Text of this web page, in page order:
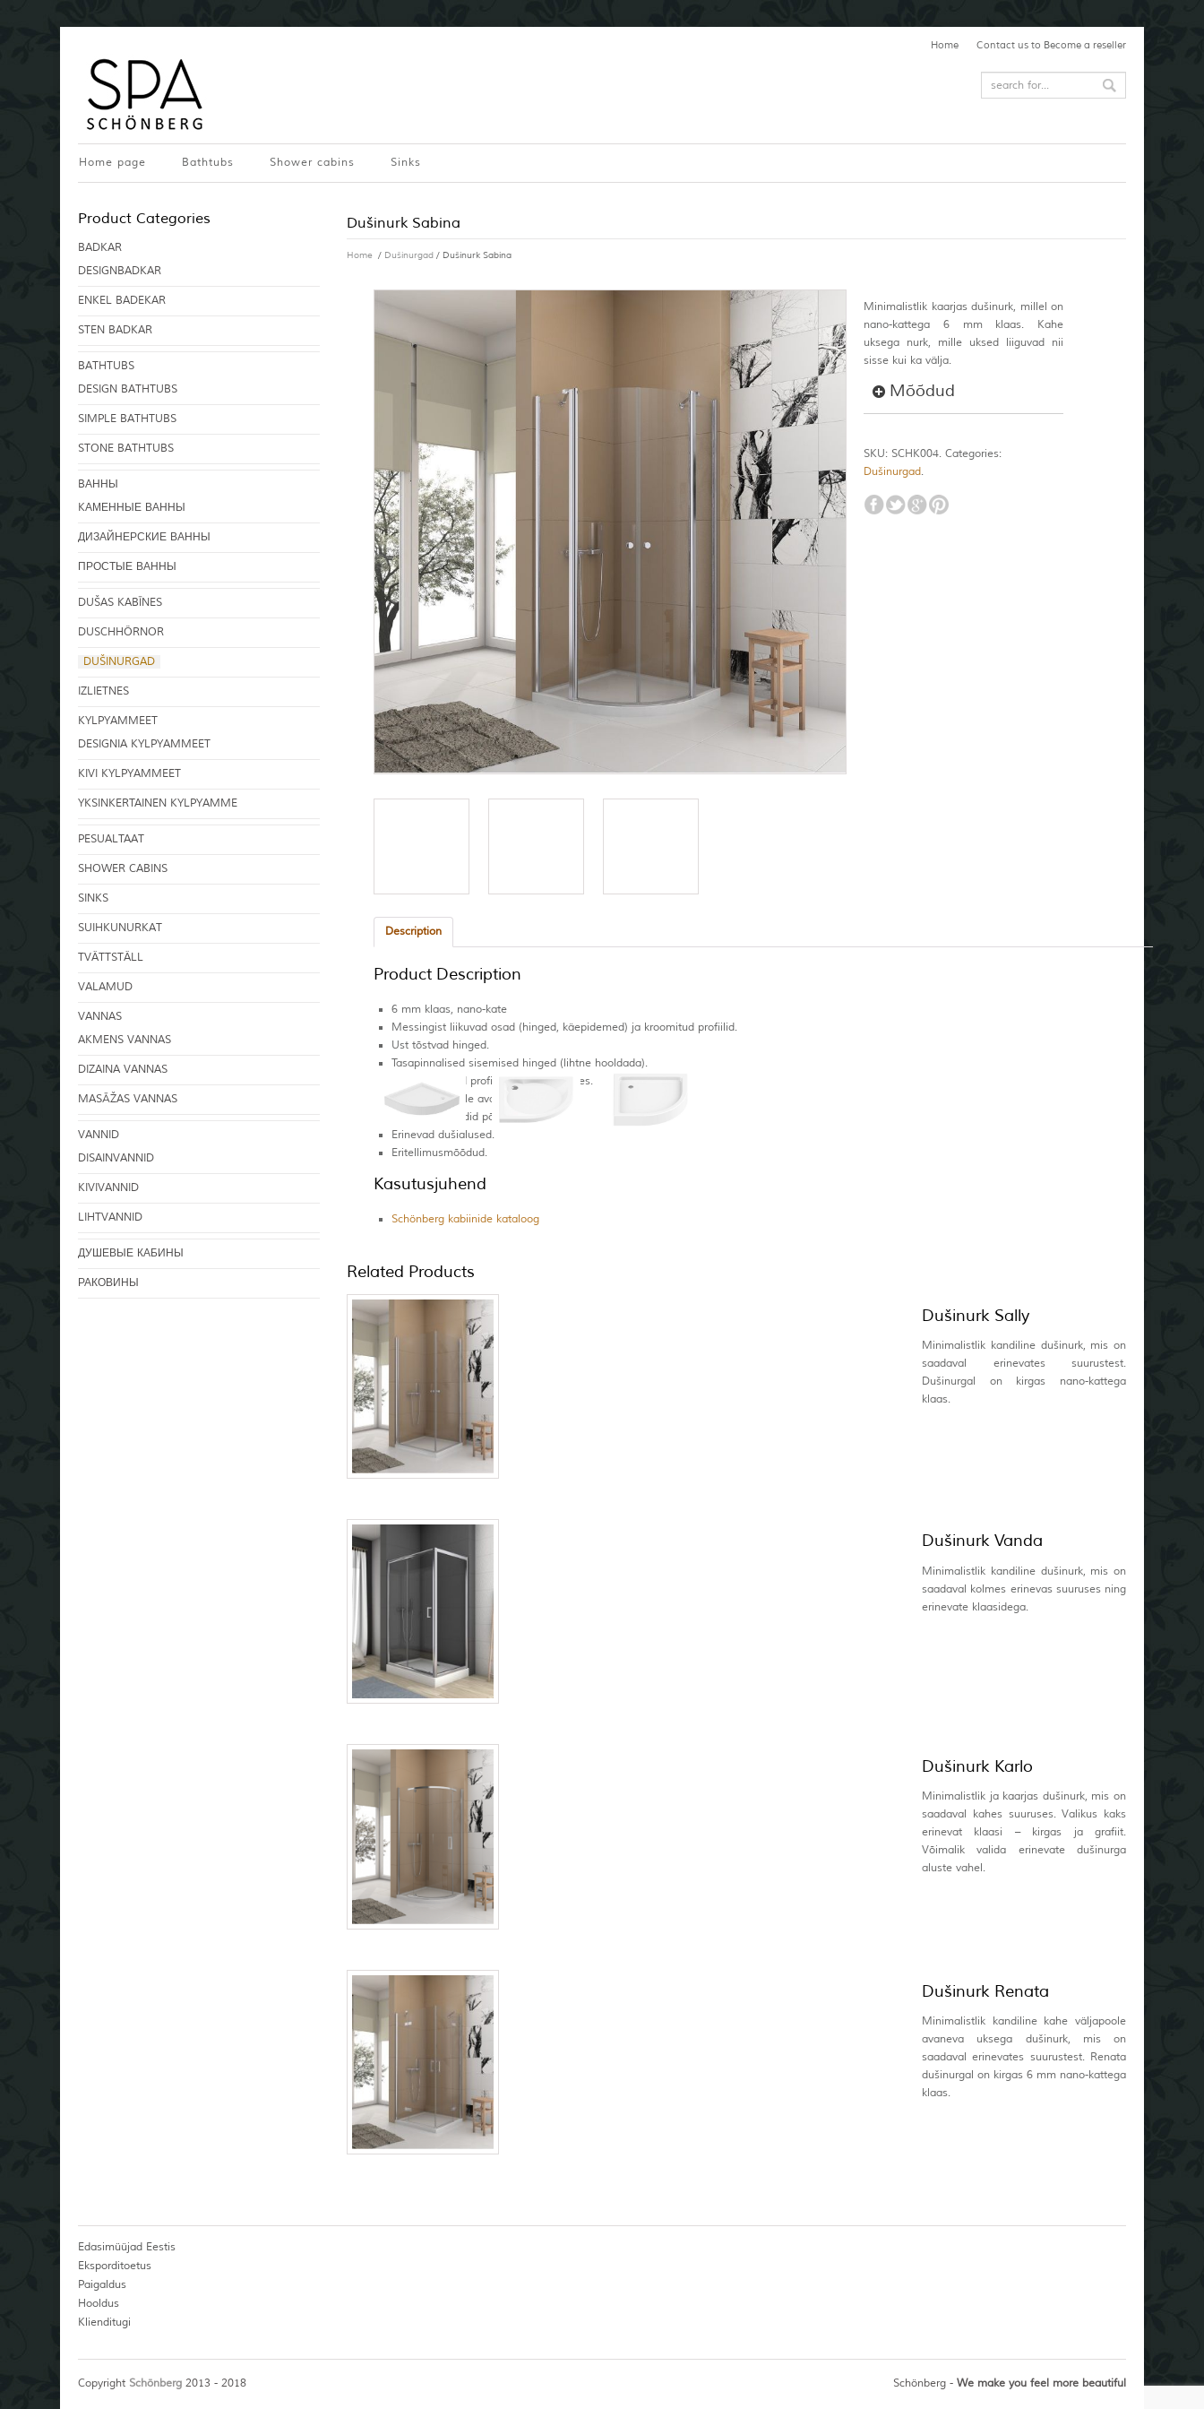
Home Contact us to Become a reseller
Home page Bathtubs Shower cabins Sinks
Dušinurk Sabina
Home / Dušinurgad / Dušinurk Sabina
Minimalistlik kaarjas dušinurk, millel on
nano-kattega 6 mm klaas. Kahe
uksega nurk, mille uksed liiguvad nii
sisse kui ka välja.
Mõõdud
SKU: SCHK004. Categories:
Dušinurgad.
Description
Product Description
6 mm klaas, nano-kate
Messingist liikuvad osad (hinged, käepidemed) ja kroomitud profiilid.
Ust tõstvad hinged.
Tasapinnalised sisemised hinged (lihtne hooldada).
Reguleeritavad profiilid 1,5 cm ulatuses.
Mõlemale poole avatav uks.
Veetõkketihendid põrandale.
Erinevad dušialused.
Eritellimusmõõdud.
Kasutusjuhend
Schönberg kabiinide kataloog
Related Products
Dušinurk Sally
Minimalistlik kandiline dušinurk, mis on
saadaval erinevates suurustest.
Dušinurgal on kirgas nano-kattega
klaas.
Dušinurk Vanda
Minimalistlik kandiline dušinurk, mis on
saadaval kolmes erinevas suuruses ning
erinevate klaasidega.
Dušinurk Karlo
Minimalistlik ja kaarjas dušinurk, mis on
saadaval kahes suuruses. Valikus kaks
erinevat klaasi – kirgas ja grafiit.
Võimalik valida erinevate dušinurga
aluste vahel.
Dušinurk Renata
Minimalistlik kandiline kahe väljapoole
avaneva uksega dušinurk, mis on
saadaval erinevates suurustest. Renata
dušinurgal on kirgas 6 mm nano-kattega
klaas.
Product Categories
BADKAR
DESIGNBADKAR
ENKEL BADEKAR
STEN BADKAR
BATHTUBS
DESIGN BATHTUBS
SIMPLE BATHTUBS
STONE BATHTUBS
BАННЫ
KАМЕННЫЕ ВАННЫ
ДИЗАЙНЕРСКИЕ ВАННЫ
ПРОСТЫЕ ВАННЫ
DUŠAS KABĪNES
DUSCHHÖRNOR
DUŠINURGAD
IZLIETNES
KYLPYAMMEET
DESIGNIA KYLPYAMMEET
KIVI KYLPYAMMEET
YKSINKERTAINEN KYLPYAMME
PESUALTAAT
SHOWER CABINS
SINKS
SUIHKUNURKAT
TVÄTTSTÄLL
VALAMUD
VANNAS
AKMENS VANNAS
DIZAINA VANNAS
MASĀŽAS VANNAS
VANNID
DISAINVANNID
KIVIVANNID
LIHTVANNID
ДУШЕВЫЕ КАБИНЫ
РАКОВИНЫ
Edasimüüjad Eestis
Eksporditoetus
Paigaldus
Hooldus
Klienditugi
Copyright Schönberg 2013 - 2018 Schönberg - We make you feel more beautiful